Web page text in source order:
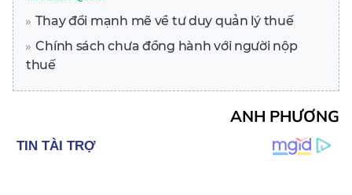
Thay đổi mạnh mẽ về tư duy quản lý thuế
Chính sách chưa đồng hành với người nộp
thuế
ANH PHƯƠNG